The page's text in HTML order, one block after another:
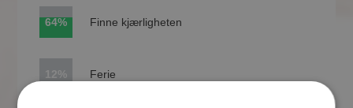
64% Finne kjærligheten
12% Ferie